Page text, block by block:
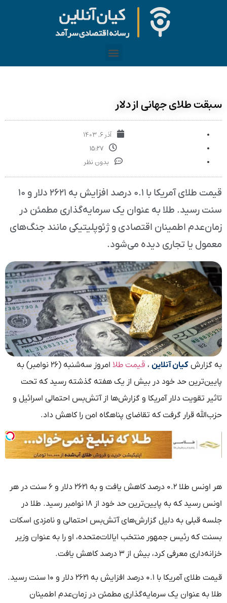
سبقت طلای جهانی از دلار
آذر ۶, ۱۴۰۳
۱۵:۲۷
بدون نظر
قیمت طلای آمریکا با ۰.۱ درصد افزایش به ۲۶۲۱ دلار و ۱۰
سنت رسید. طلا به عنوان یک سرمایه‌گذاری مطمئن در
زمان‌عدم اطمینان اقتصادی و ژئوپلیتیکی مانند جنگ‌های
معمول یا تجاری دیده می‌شود.
به گزارش کیان آنلاین ، قیمت طلا
امروز سه‌شنبه (۲۶ نوامبر) به
پایین‌ترین حد خود در بیش از یک هفته گذشته رسید که تحت
تاثیر تقویت دلار آمریکا و گزارش‌ها از آتش‌بس احتمالی اسرائیل و
حزب‌الله قرار گرفت که تقاضای پناهگاه امن را کاهش داد.
هر اونس طلا ۰.۲ درصد کاهش یافت و به ۲۶۲۱ دلار و ۶ سنت در هر
اونس رسید که به پایین‌ترین حد خود از ۱۸ نوامبر رسید. طلا در
جلسه قبلی به دلیل گزارش‌های آتش‌بس احتمالی و نامزدی اسکات
بسنت که رئیس جمهور منتخب ایالات‌متحده، او را به عنوان وزیر
خزانه‌داری معرفی کرد، بیش از ۳ درصد کاهش یافت.
قیمت طلای آمریکا با ۰.۱ درصد افزایش به ۲۶۲۱ دلار و ۱۰ سنت رسید.
طلا به عنوان یک سرمایه‌گذاری مطمئن در زمان‌عدم اطمینان